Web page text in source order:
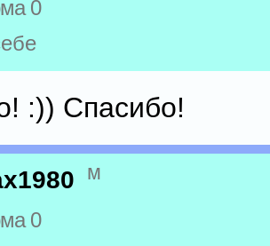
0
:)) Спасибо!
м
0